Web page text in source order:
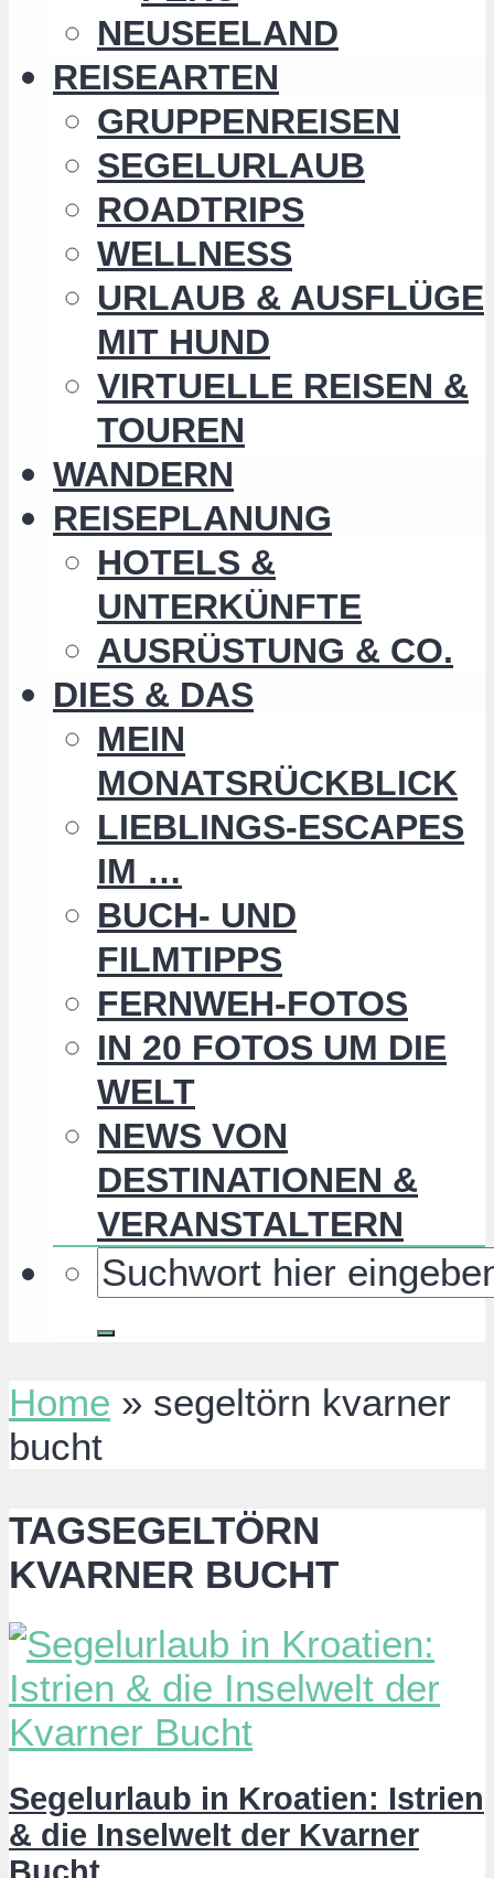
NEUSEELAND
REISEARTEN
GRUPPENREISEN
SEGELURLAUB
ROADTRIPS
WELLNESS
URLAUB & AUSFLÜGE
MIT HUND
VIRTUELLE REISEN &
TOUREN
WANDERN
REISEPLANUNG
HOTELS &
UNTERKÜNFTE
AUSRÜSTUNG & CO.
DIES & DAS
MEIN
MONATSRÜCKBLICK
LIEBLINGS-ESCAPES
IM …
BUCH- UND
FILMTIPPS
FERNWEH-FOTOS
IN 20 FOTOS UM DIE
WELT
NEWS VON
DESTINATIONEN &
VERANSTALTERN
Home » segeltörn kvarner
bucht
TAGSEGELTÖRN
KVARNER BUCHT
Segelurlaub in Kroatien: Istrien
& die Inselwelt der Kvarner